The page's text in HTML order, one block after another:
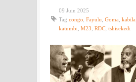
09 Juin 2025
Tag congo Fayulu Goma kabila
katumbi M23 RDC tshisekedi